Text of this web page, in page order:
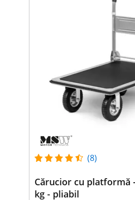
(8)
Cărucior cu platformă
kg - pliabil